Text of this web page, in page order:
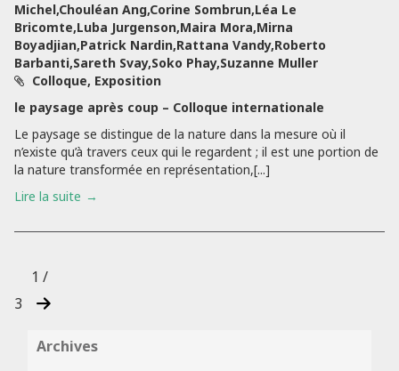
Michel,Chouléan Ang,Corine Sombrun,Léa Le
Bricomte,Luba Jurgenson,Maira Mora,Mirna
Boyadjian,Patrick Nardin,Rattana Vandy,Roberto
Barbanti,Sareth Svay,Soko Phay,Suzanne Muller
Colloque, Exposition
le paysage après coup – Colloque internationale
Le paysage se distingue de la nature dans la mesure où il
n’existe qu’à travers ceux qui le regardent ; il est une portion de
la nature transformée en représentation,[...]
Lire la suite
1 /
3
Archives